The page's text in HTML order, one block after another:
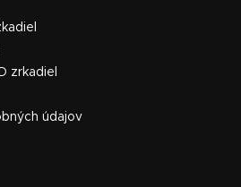
zrkadiel
údajov